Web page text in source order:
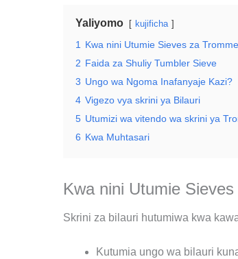
Yaliyomo kujificha
1
Kwa nini Utumie Sieves za
2 Faida za Shuliy Tumbler Sieve
3 Ungo wa Ngoma Inafanyaje Kazi?
4 Vigezo vya skrini ya Bilauri
5 Utumizi wa vitendo wa skrini ya
6 Kwa Muhtasari
Kwa nini Utumie
Skrini za bilauri hutumiwa kwa
Kutumia ungo wa bilauri